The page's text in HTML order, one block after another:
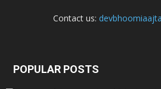
Contact us:
POPULAR POSTS